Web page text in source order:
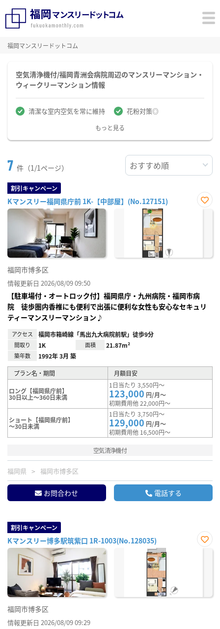
福岡マンスリードットコム
空気清浄機付/福岡青洲会病院周辺のマンスリーマンション・
ウィークリーマンション情報
清潔な室内空気を常に維持 花粉対策◎
もっと見る
7 件（1/1ページ）
割引キャンペーン
Kマンスリー福岡県庁前 1K-【中部屋】(No.127151)
お気
福岡市博多区
情報更新日 2026/08/09 09:50
【駐車場付・オートロック付】福岡県庁・九州病院・福岡市病
院 徒歩圏内香椎にも便利で出張に便利な女性も安心なセキュリ
ティーマンスリーマンション♪
アクセス 福岡市箱崎線「馬出九大病院前駅」徒歩9分
間取り 1K 面積 21.87m²
築年数 1992年 3月 築
プラン名・期間 月額目安
ロング【福岡県庁前】
30日以上～360日未満
1日当たり 3,550円～
123,000 円/月～
初期費用他 22,000円～
ショート【福岡県庁前】
～30日未満
1日当たり 3,750円～
129,000 円/月～
初期費用他 16,500円～
空気清浄機付
福岡県 福岡市博多区
お問合わせ 電話する
割引キャンペーン
Kマンスリー博多駅筑紫口 1R-1003(No.128035)
お気
福岡市博多区
情報更新日 2026/08/09 09:29